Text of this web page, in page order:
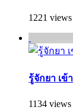
1221 views
รู้จักยา เข้
1134 views